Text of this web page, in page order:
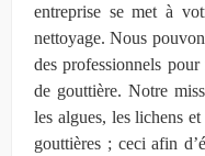
entreprise se met à
nettoyage. Nous
des professionnels
de gouttière. Notre
les algues, les lichens
gouttières ; ceci afin